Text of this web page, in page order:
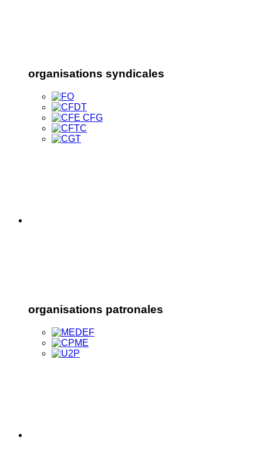
organisations syndicales
organisations patronales